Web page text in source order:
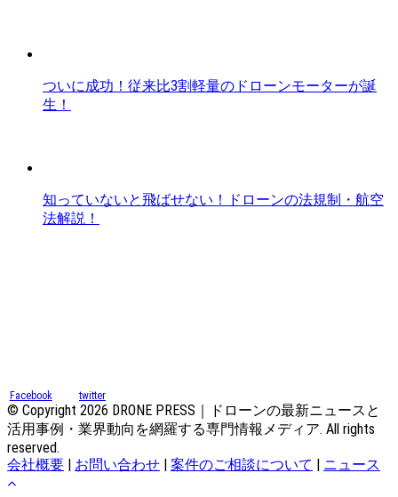
ついに成功！従来比3割軽量のドローンモーターが誕
生！
知っていないと飛ばせない！ドローンの法規制・航空
法解説！
Facebook twitter
© Copyright 2026 DRONE PRESS｜ドローンの最新ニュースと
活用事例・業界動向を網羅する専門情報メディア. All rights
reserved.
会社概要 | お問い合わせ | 案件のご相談について | ニュース